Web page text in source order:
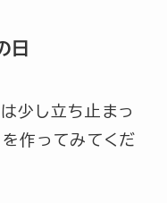
日
少し立ち止まっ
作ってみてくだ